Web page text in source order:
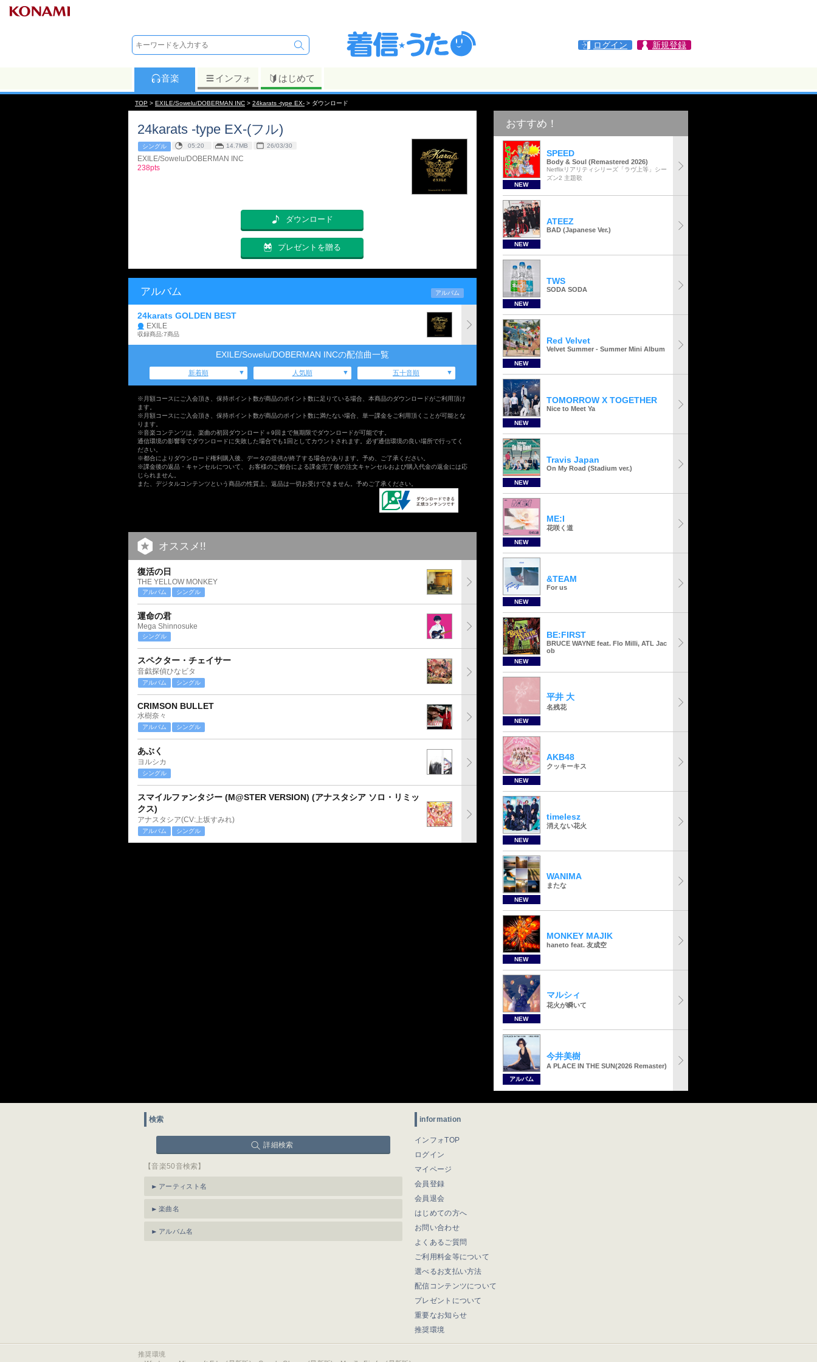
ログイン 新規登録
音楽 インフォ はじめて
TOP > EXILE/Sowelu/DOBERMAN INC > 24karats -type EX- > ダウンロード
24karats -type EX-(フル)
シングル 05:20 14.7MB 26/03/30
EXILE/Sowelu/DOBERMAN INC
238pts
ダウンロード
プレゼントを贈る
アルバム アルバム
24karats GOLDEN BEST
EXILE
収録商品:7商品
EXILE/Sowelu/DOBERMAN INCの配信曲一覧
新着順 人気順 五十音順
※月額コースにご入会頂き、保持ポイント数が商品のポイント数に足りている場合、本商品のダウンロードがご利用頂け
ます。
※月額コースにご入会頂き、保持ポイント数が商品のポイント数に満たない場合、単一課金をご利用頂くことが可能とな
ります。
※音楽コンテンツは、楽曲の初回ダウンロード＋9回まで無期限でダウンロードが可能です。
通信環境の影響等でダウンロードに失敗した場合でも1回としてカウントされます。必ず通信環境の良い場所で行ってく
ださい。
※都合によりダウンロード権利購入後、データの提供が終了する場合があります。予め、ご了承ください。
※課金後の返品・キャンセルについて、 お客様のご都合による課金完了後の注文キャンセルおよび購入代金の返金には応
じられません。
また、デジタルコンテンツという商品の性質上、返品は一切お受けできません。予めご了承ください。
オススメ!!
復活の日
THE YELLOW MONKEY
アルバム シングル
運命の君
Mega Shinnosuke
シングル
スペクター・チェイサー
音戯探偵ひなビタ
アルバム シングル
CRIMSON BULLET
水樹奈々
アルバム シングル
あぶく
ヨルシカ
シングル
スマイルファンタジー (M@STER VERSION) (アナスタシア ソロ・リミッ
クス)
アナスタシア(CV:上坂すみれ)
アルバム シングル
おすすめ！
NEW
SPEED
Body & Soul (Remastered 2026)
Netflixリアリティシリーズ「ラヴ上等」シー
ズン2 主題歌
NEW
ATEEZ
BAD (Japanese Ver.)
NEW
TWS
SODA SODA
NEW
Red Velvet
Velvet Summer - Summer Mini Album
NEW
TOMORROW X TOGETHER
Nice to Meet Ya
NEW
Travis Japan
On My Road (Stadium ver.)
NEW
ME:I
花咲く道
NEW
&TEAM
For us
NEW
BE:FIRST
BRUCE WAYNE feat. Flo Milli, ATL Jac
ob
NEW
平井 大
名残花
NEW
AKB48
クッキーキス
NEW
timelesz
消えない花火
NEW
WANIMA
またな
NEW
MONKEY MAJIK
haneto feat. 友成空
NEW
マルシィ
花火が瞬いて
アルバム
今井美樹
A PLACE IN THE SUN(2026 Remaster)
検索
詳細検索
【音楽50音検索】
アーティスト名
楽曲名
アルバム名
information
インフォTOP
ログイン
マイページ
会員登録
会員退会
はじめての方へ
お問い合わせ
よくあるご質問
ご利用料金等について
選べるお支払い方法
配信コンテンツについて
プレゼントについて
重要なお知らせ
推奨環境
推奨環境